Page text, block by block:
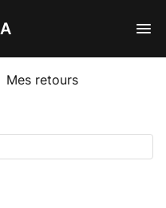
Mes retours